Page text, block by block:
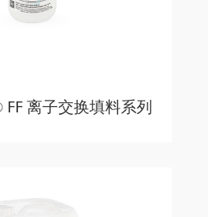
离子交换填料系列